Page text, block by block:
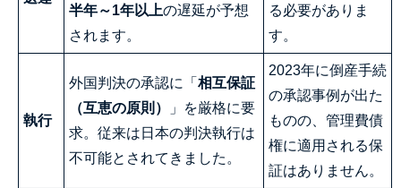
半年～1年以上の遅延が予想
されます。
る必要がありま
す。
執行
外国判決の承認に「 相互保証
（互恵の原則）
」を厳格に要
求。従来は日本の判決執行は
不可能とされてきました。
2023年に倒産手続
の承認事例が出た
ものの、管理費債
権に適用される保
証はありません。